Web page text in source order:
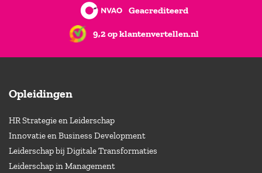
Geacrediteerd
9,2 op klantenvertellen.nl
Opleidingen
HR Strategie en Leiderschap
Innovatie en Business Development
Leiderschap bij Digitale Transformaties
Leiderschap in Management